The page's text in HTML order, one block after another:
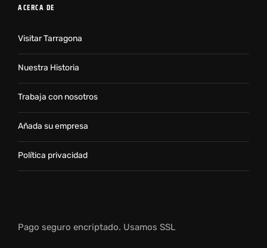
ACERCA DE
Visitar Tarragona
Nuestra Historia
Trabaja con nosotros
Añada su empresa
Política privacidad
Pago seguro encriptado. Usamos SSL